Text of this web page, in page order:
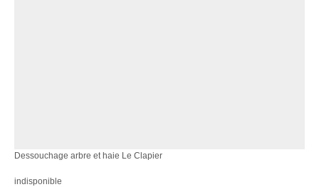
Dessouchage arbre et haie Le Clapier
indisponible